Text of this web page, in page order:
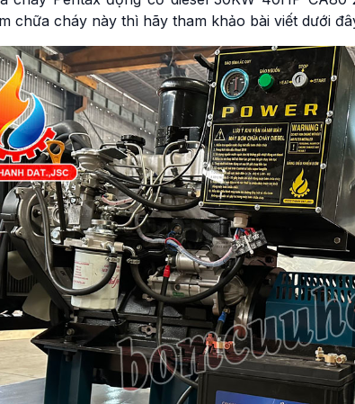
chữa cháy này thì hãy tham khảo bài viết dưới